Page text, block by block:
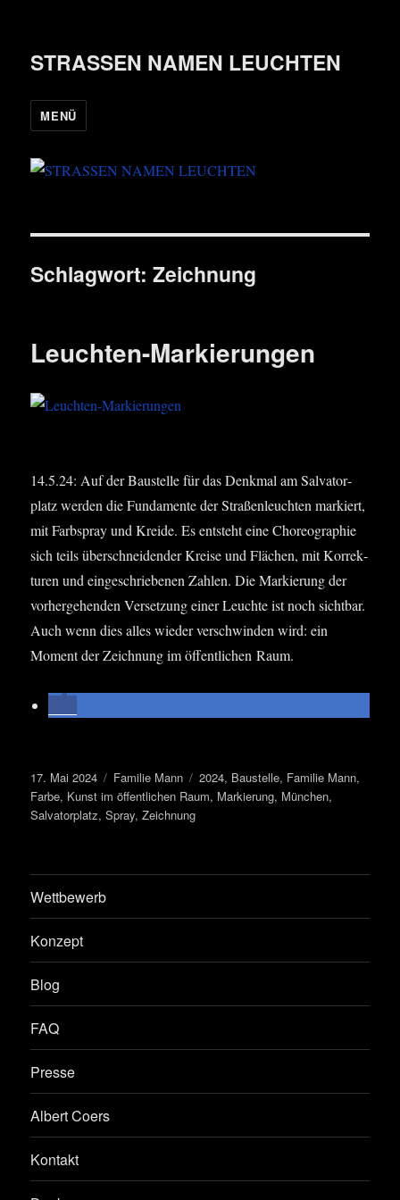
STRASSEN NAMEN LEUCHTEN
MENÜ
Schlagwort:Zeichnung
Leuchten-Markierungen
14.5.24: Auf der Bau­stel­le für das Denk­mal am Sal­va­tor­
platz wer­den die Fun­da­men­te der Stra­ßen­leuch­ten mar­kiert,
mit Farb­spray und Krei­de. Es ent­steht eine Cho­reo­gra­phie
sich teils über­schnei­den­der Krei­se und Flä­chen, mit Kor­rek­
tu­ren und ein­ge­schrie­be­nen Zah­len. Die Mar­kie­rung der
vor­her­ge­hen­den Ver­set­zung einer Leuch­te ist noch sicht­bar.
Auch wenn dies alles wie­der ver­schwin­den wird: ein
Moment der Zeich­nung im öffent­li­chen Raum.
Veröffentlicht
am
17. Mai 2024 Kategorien
Familie Mann Schlagwörter
2024, Baustelle, Familie Mann,
Farbe, Kunst im öffentlichen Raum, Markierung, München,
Salvatorplatz,Spray,Zeichnung
Wettbewerb
Konzept
Blog
FAQ
Presse
Albert Coers
Kontakt